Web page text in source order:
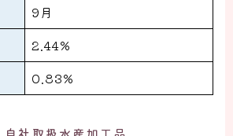
9月
2.44%
0.83%